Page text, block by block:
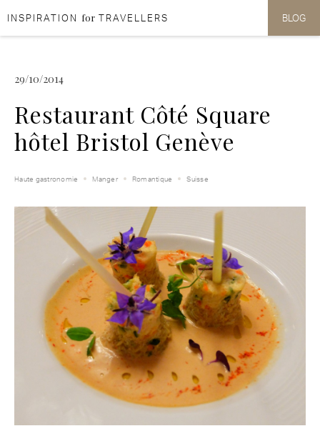
Aller au contenu
Aller au menu
INSPIRATION for TRAVELLERS BLOG
29/10/2014
Restaurant Côté Square
hôtel Bristol Genève
Haute gastronomie Manger Romantique Suisse